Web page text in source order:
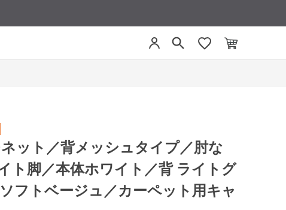
ット／背メッシュタイプ／肘な
ト脚／本体ホワイト／背 ライトグ
フトベージュ／カーペット用キャ